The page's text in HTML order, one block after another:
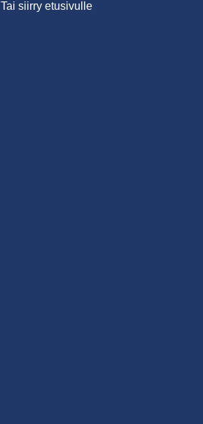
Tai siirry etusivulle